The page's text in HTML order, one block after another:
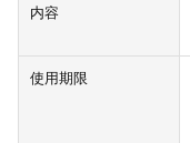
内容
使用期限